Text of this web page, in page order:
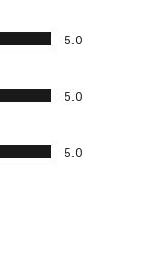
5.0
5.0
5.0